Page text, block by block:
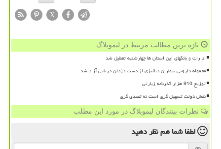
X
تازه ترین مطالب مرتبط در لیموبلاگ
ادارات و بانکهای این استان ها چهارشنبه تعطیل شد
محموله دارویی بیماران دیالیزی از دست دزدان دریایی آزاد شد
توزیع 910 هزار گذرنامه زیارتی
نقش دولت تسهیل گری است نه تصدی گری
نظرات بینندگان لیموبلاگ در مورد این مطلب
لطفا شما همنظر دهید